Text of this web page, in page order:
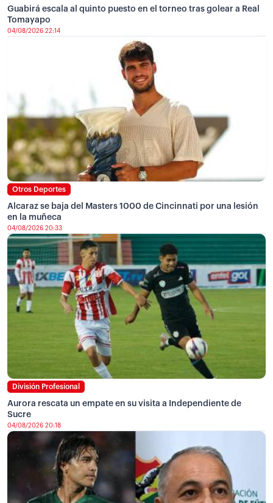
Guabirá escala al quinto puesto en el torneo tras golear a Real
Tomayapo
04/08/2026 22:14
Otros Deportes
Alcaraz se baja del Masters 1000 de Cincinnati por una lesión
en la muñeca
04/08/2026 20:33
División Profesional
Aurora rescata un empate en su visita a Independiente de
Sucre
04/08/2026 20:18